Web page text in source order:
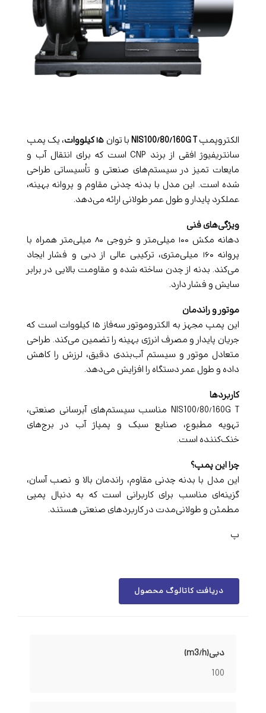
الکتروپمپNIS100/80/160G Tبا توان ۱۵ کیلووات
، یک پمپ
سانتریفیوژ افقی از برند CNP است که برای انتقال آب و
مایعات تمیز در سیستم‌های صنعتی و تأسیساتی طراحی
شده است. این مدل با بدنه چدنی مقاوم و پروانه بهینه،
عملکرد پایدار و طول عمر طولانی ارائه می‌دهد.
ویژگی‌های فنی
دهانه مکش ۱۰۰ میلی‌متر و خروجی ۸۰ میلی‌متر همراه با
پروانه ۱۶۰ میلی‌متری، ترکیبی عالی از دبی و فشار ایجاد
می‌کند. بدنه از چدن ساخته شده و مقاومت بالایی در برابر
سایش و فشار دارد.
موتور و راندمان
این پمپ مجهز به الکتروموتور سه‌فاز ۱۵ کیلووات است که
جریان پایدار و مصرف انرژی بهینه را تضمین می‌کند. طراحی
متعادل موتور و سیستم آب‌بندی دقیق، لرزش را کاهش
داده و طول عمر دستگاه را افزایش می‌دهد.
کاربردها
NIS100/80/160G T مناسب سیستم‌های آبرسانی صنعتی،
تهویه مطبوع، صنایع سبک و پمپاژ آب در برج‌های
خنک‌کننده است.
چرا این پمپ؟
این مدل با بدنه چدنی مقاوم، راندمان بالا و نصب آسان،
گزینه‌ای مناسب برای کاربرانی است که به دنبال پمپی
مطمئن و طولانی‌مدت در کاربردهای صنعتی هستند.
پ
دریافت کاتالوگ محصول
دبی(m3/h)
100